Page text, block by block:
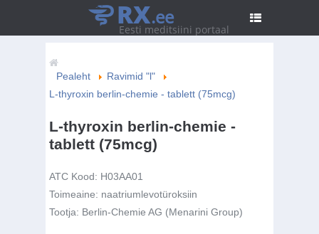
RX.ee
Eesti meditsiini portaal
Pealeht
Ravimid "l"
L-thyroxin berlin-chemie - tablett (75mcg)
L-thyroxin berlin-chemie -
tablett (75mcg)
ATC Kood: H03AA01
Toimeaine: naatriumlevotüroksiin
Tootja: Berlin-Chemie AG (Menarini Group)